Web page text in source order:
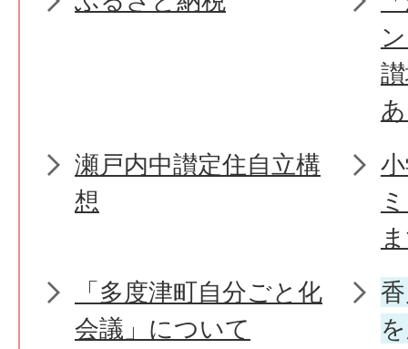
瀬戸内中讃定住自立構
想
「多度津町自分ごと化
会議」について